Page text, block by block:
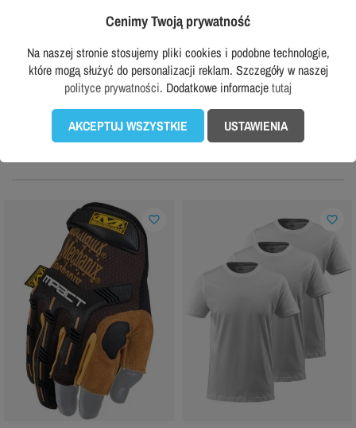
DODAJ DO KOSZYKA
Sprawdź wszystkie w tej kategorii...
Często wybierane do tego produktu:
favorite_border favorite_border
Cenimy Twoją prywatność
Na naszej stronie stosujemy pliki cookies i podobne technologie,
które mogą służyć do personalizacji reklam. Szczegóły w naszej
polityce prywatności. Dodatkowe informacjetutaj
AKCEPTUJ WSZYSTKIE USTAWIENIA